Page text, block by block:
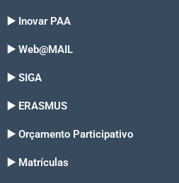
▶️ Inovar PAA
▶️ Web@MAIL
▶️ SIGA
▶️ ERASMUS
▶️ Orçamento Participativo
▶️ Matrículas